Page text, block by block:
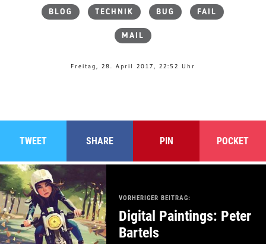
BLOG TECHNIK BUG FAIL
MAIL
Freitag, 28. April 2017, 22:52 Uhr
TWEET SHARE PIN POCKET
VORHERIGER BEITRAG:
Digital Paintings: Peter
Bartels